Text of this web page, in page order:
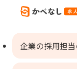
企業の採用担